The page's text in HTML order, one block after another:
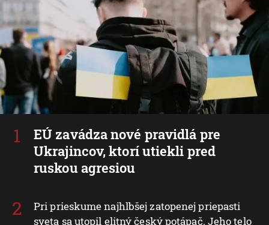
EÚ zavádza nové pravidlá pre
Ukrajincov, ktorí utiekli pred
ruskou agresiou
Pri prieskume najhlbšej zatopenej priepasti
sveta sa utopil elitný český potápač. Jeho telo